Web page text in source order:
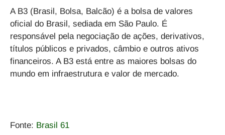
A B3 (Brasil, Bolsa, Balcão) é a bolsa de valores
oficial do Brasil, sediada em São Paulo. É
responsável pela negociação de ações, derivativos,
títulos públicos e privados, câmbio e outros ativos
financeiros. A B3 está entre as maiores bolsas do
mundo em infraestrutura e valor de mercado.
Fonte: Brasil 61